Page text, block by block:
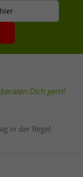
Dich gern!
in der Regel